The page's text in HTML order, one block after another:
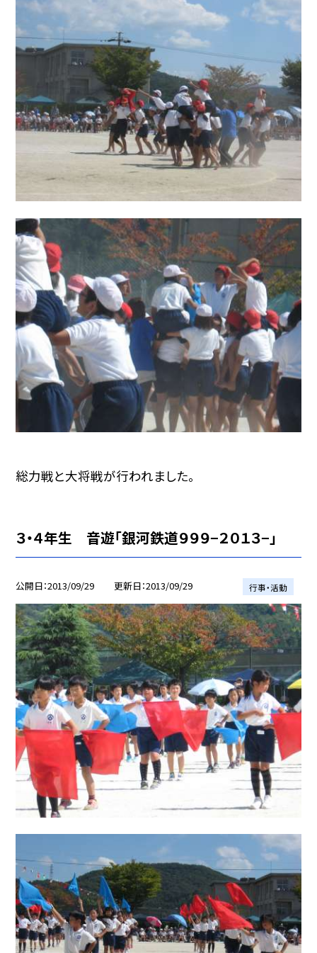
総力戦と大将戦が行われました。
３・４年生 音遊「銀河鉄道９９９−２０１３−」
公開日 2013/09/29 更新日 2013/09/29 行事・活動